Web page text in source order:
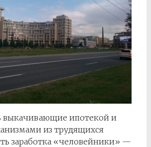
выкачивающие ипотекой и
из трудящихся
заработка «человейники» —